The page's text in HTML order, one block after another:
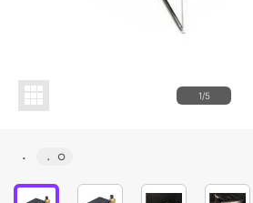
1/5
． ． ○